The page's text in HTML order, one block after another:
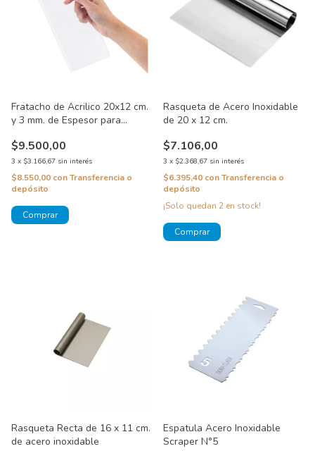
Fratacho de Acrilico 20x12 cm.
y 3 mm. de Espesor para
$9.500,00
3 x $3.166,67 sin interés
$8.550,00 conTransferencia o
depósito
Rasqueta de Acero Inoxidable
de 20 x 12 cm.
$7.106,00
3 x $2.368,67 sin interés
$6.395,40 conTransferencia o
depósito
¡Solo quedan 2 en stock!
Rasqueta Recta de 16 x 11 cm.
de acero inoxidable
Espatula Acero Inoxidable
Scraper N°5